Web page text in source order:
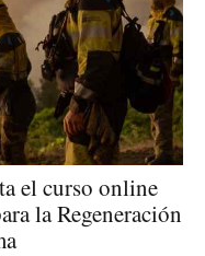
el curso online
la Regeneración